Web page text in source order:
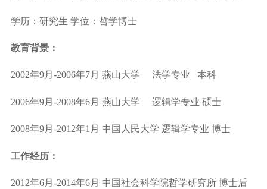
学历：研究生 学位：哲学博士
教育背景：
2002年9月 -2006年7月 燕山大学 法学专业 本科
2006年9月 -2008年6月 燕山大学 逻辑学专业 硕士
2008年9月 -2012年1 月 中国人民大学 逻辑学专业 博士
工作经历：
2012年6月 -2014年6月 中国社会科学院哲学研究所 博士后